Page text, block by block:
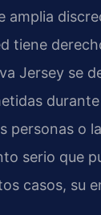
amplia
tiene
Jersey se
personas o
serio que
casos, su